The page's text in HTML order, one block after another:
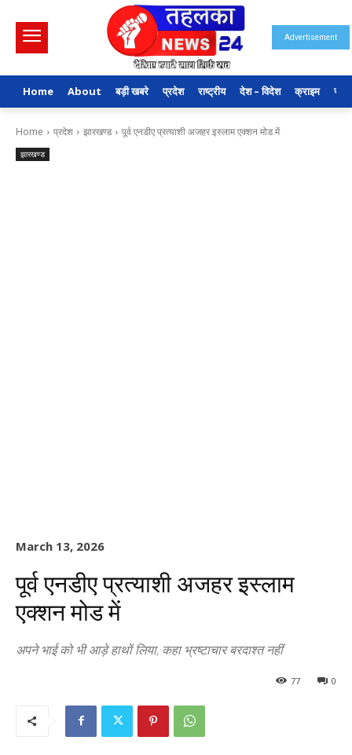
Advertisement
Home About बड़ी खबरे प्रदेश राष्ट्रीय देश – विदेश क्राइम
Home प्रदेश झारखण्ड पूर्व एनडीए प्रत्याशी अजहर इस्लाम एक्शन मोड में
झारखण्ड
March 13, 2026
पूर्व एनडीए प्रत्याशी अजहर इस्लाम
एक्शन मोड में
अपने भाई को भी आड़े हाथों लिया, कहा भ्रष्टाचार बरदाश्त नहीं
0
77